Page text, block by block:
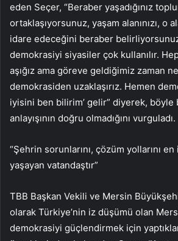
eden Seçer, “Beraber yaşadığınız
ortaklaşıyorsunuz, yaşam alanınızı, o
idare edeceğini beraber belirliyorsunuz.
demokrasiyi siyasiler çok kullanılır.
aşığız ama göreve geldiğimiz zaman
demokrasiden uzaklaşırız. Hemen
iyisini ben bilirim’ gelir” diyerek, böyle
anlayışının doğru olmadığını vurguladı.
“Şehrin sorunlarını, çözüm yollarını
yaşayan vatandaştır”
TBB Başkan Vekili ve Mersin
olarak Türkiye’nin iz düşümü olan
demokrasiyi güçlendirmek için